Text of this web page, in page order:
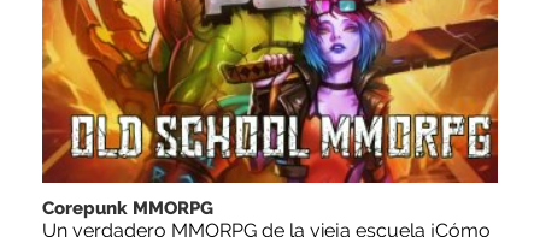
Corepunk MMORPG
Un verdadero MMORPG de la vieja escuela ¡Cómo